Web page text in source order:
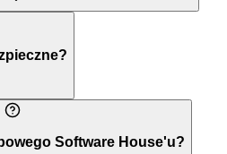
Software House'u?